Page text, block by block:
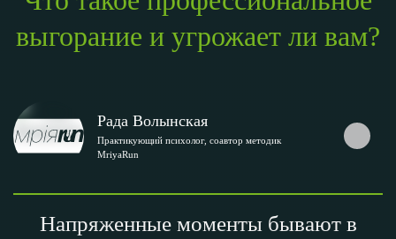
выгорание и угрожает ли вам?
Рада Волынская
Практикующий психолог, соавтор методик
MriyaRun
Напряженные моменты бывают в